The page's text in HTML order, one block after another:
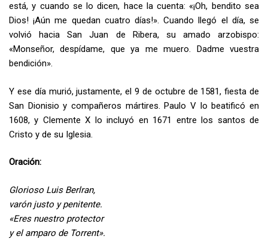
está, y cuando se lo dicen, hace la cuenta: «¡Oh, bendito sea
Dios! ¡Aún me quedan cuatro días!». Cuando llegó el día, se
volvió hacia San Juan de Ribera, su amado arzobispo:
«Monseñor, despídame, que ya me muero. Dadme vuestra
bendición».
Y ese día murió, justamente, el 9 de octubre de 1581, fiesta de
San Dionisio y compañeros mártires. Paulo V lo beatificó en
1608, y Clemente X lo incluyó en 1671 entre los santos de
Cristo y de su Iglesia.
Oración:
Glorioso Luis Berlran,
varón justo y penitente.
«Eres nuestro protector
y el amparo de Torrent».